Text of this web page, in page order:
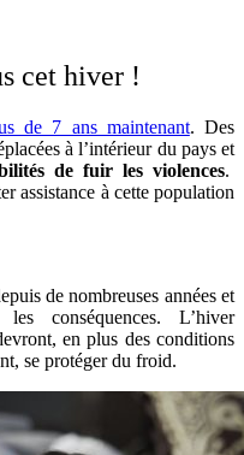
cet hiver !
de 7 ans maintenant. Des
à l’intérieur du pays et
de fuir les violences.
assistance à cette population
de nombreuses années et
conséquences. L’hiver
en plus des conditions
se protéger du froid.